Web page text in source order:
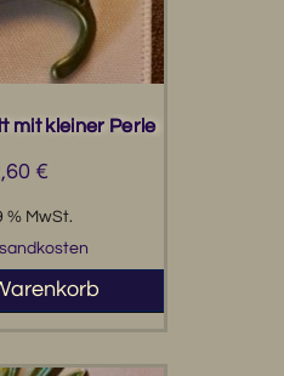
mit kleiner Perle
€
% MwSt.